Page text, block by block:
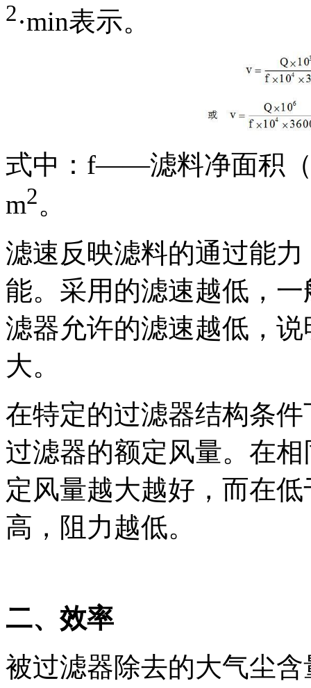
2·min表示。
式中：f——滤料净面积
m2。
滤速反映滤料的通过能
能。采用的滤速越低，
滤器允许的滤速越低，
大。
在特定的过滤器结构条
过滤器的额定风量。在
定风量越大越好，而在
高，阻力越低。
二、效率
被过滤器除去的大气尘